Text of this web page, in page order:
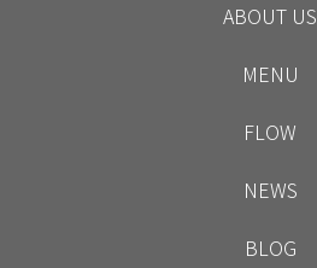
ABOUT US
MENU
FLOW
NEWS
BLOG